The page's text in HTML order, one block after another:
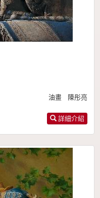
油畫 陳彤亮
詳細介紹